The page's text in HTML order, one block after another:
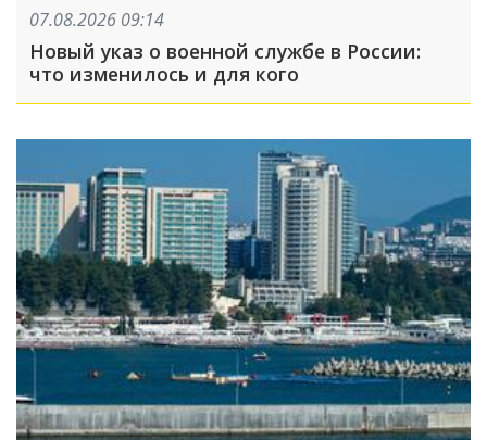
07.08.2026 09:14
Новый указ о военной службе в России:
что изменилось и для кого